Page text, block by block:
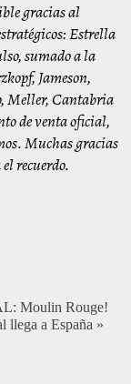
gracias al
Estrella
sumado a la
Jameson,
Meller, Cantabria
de venta oficial,
Muchas gracias
recuerdo.
Moulin Rouge!
llega a España »